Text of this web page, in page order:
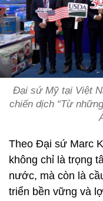
Đại sứ Mỹ tại Việt
chiến dịch “Từ
Theo Đại sứ Marc
không chỉ là trọng
nước, mà còn là
triển bền vững và